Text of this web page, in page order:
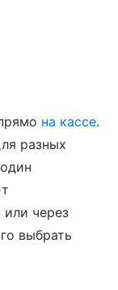
на кассе.
разных
через
выбрать